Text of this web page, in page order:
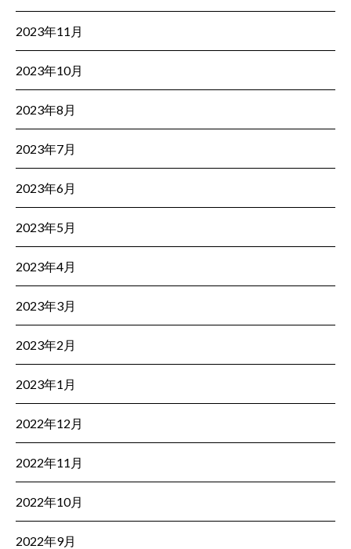
2023年11月
2023年10月
2023年8月
2023年7月
2023年6月
2023年5月
2023年4月
2023年3月
2023年2月
2023年1月
2022年12月
2022年11月
2022年10月
2022年9月